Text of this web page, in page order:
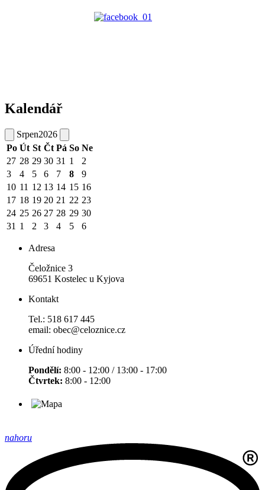
Kalendář
Srpen2026
Po Út St Čt Pá So Ne
27 28 29 30 31 1
2
3
4 5 6 7 8
9
10 11 12 13 14 15 16
17 18 19 20 21 22 23
24 25 26 27 28 29 30
31 1 2 3 4 5 6
Adresa
Čeložnice 3
69651 Kostelec u Kyjova
Kontakt
Tel.: 518 617 445
email: obec@celoznice.cz
Úřední hodiny
Pondělí: 8:00 - 12:00 / 13:00 - 17:00
Čtvrtek: 8:00 - 12:00
nahoru